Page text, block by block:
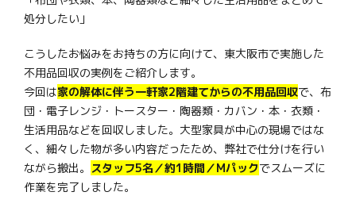
処分したい」
こうしたお悩みをお持ちの方に向けて、東大阪市で実施した
不用品回収の実例をご紹介します。
今回は家の解体に伴う一軒家2階建てからの不用品回収で、布
団・電子レンジ・トースター・陶器類・カバン・本・衣類・
生活用品などを回収しました。大型家具が中心の現場ではな
く、細々した物が多い内容だったため、弊社で仕分けを行い
ながら搬出。 スタッフ5名／約1時間／Mパックでスムーズに
作業を完了しました。